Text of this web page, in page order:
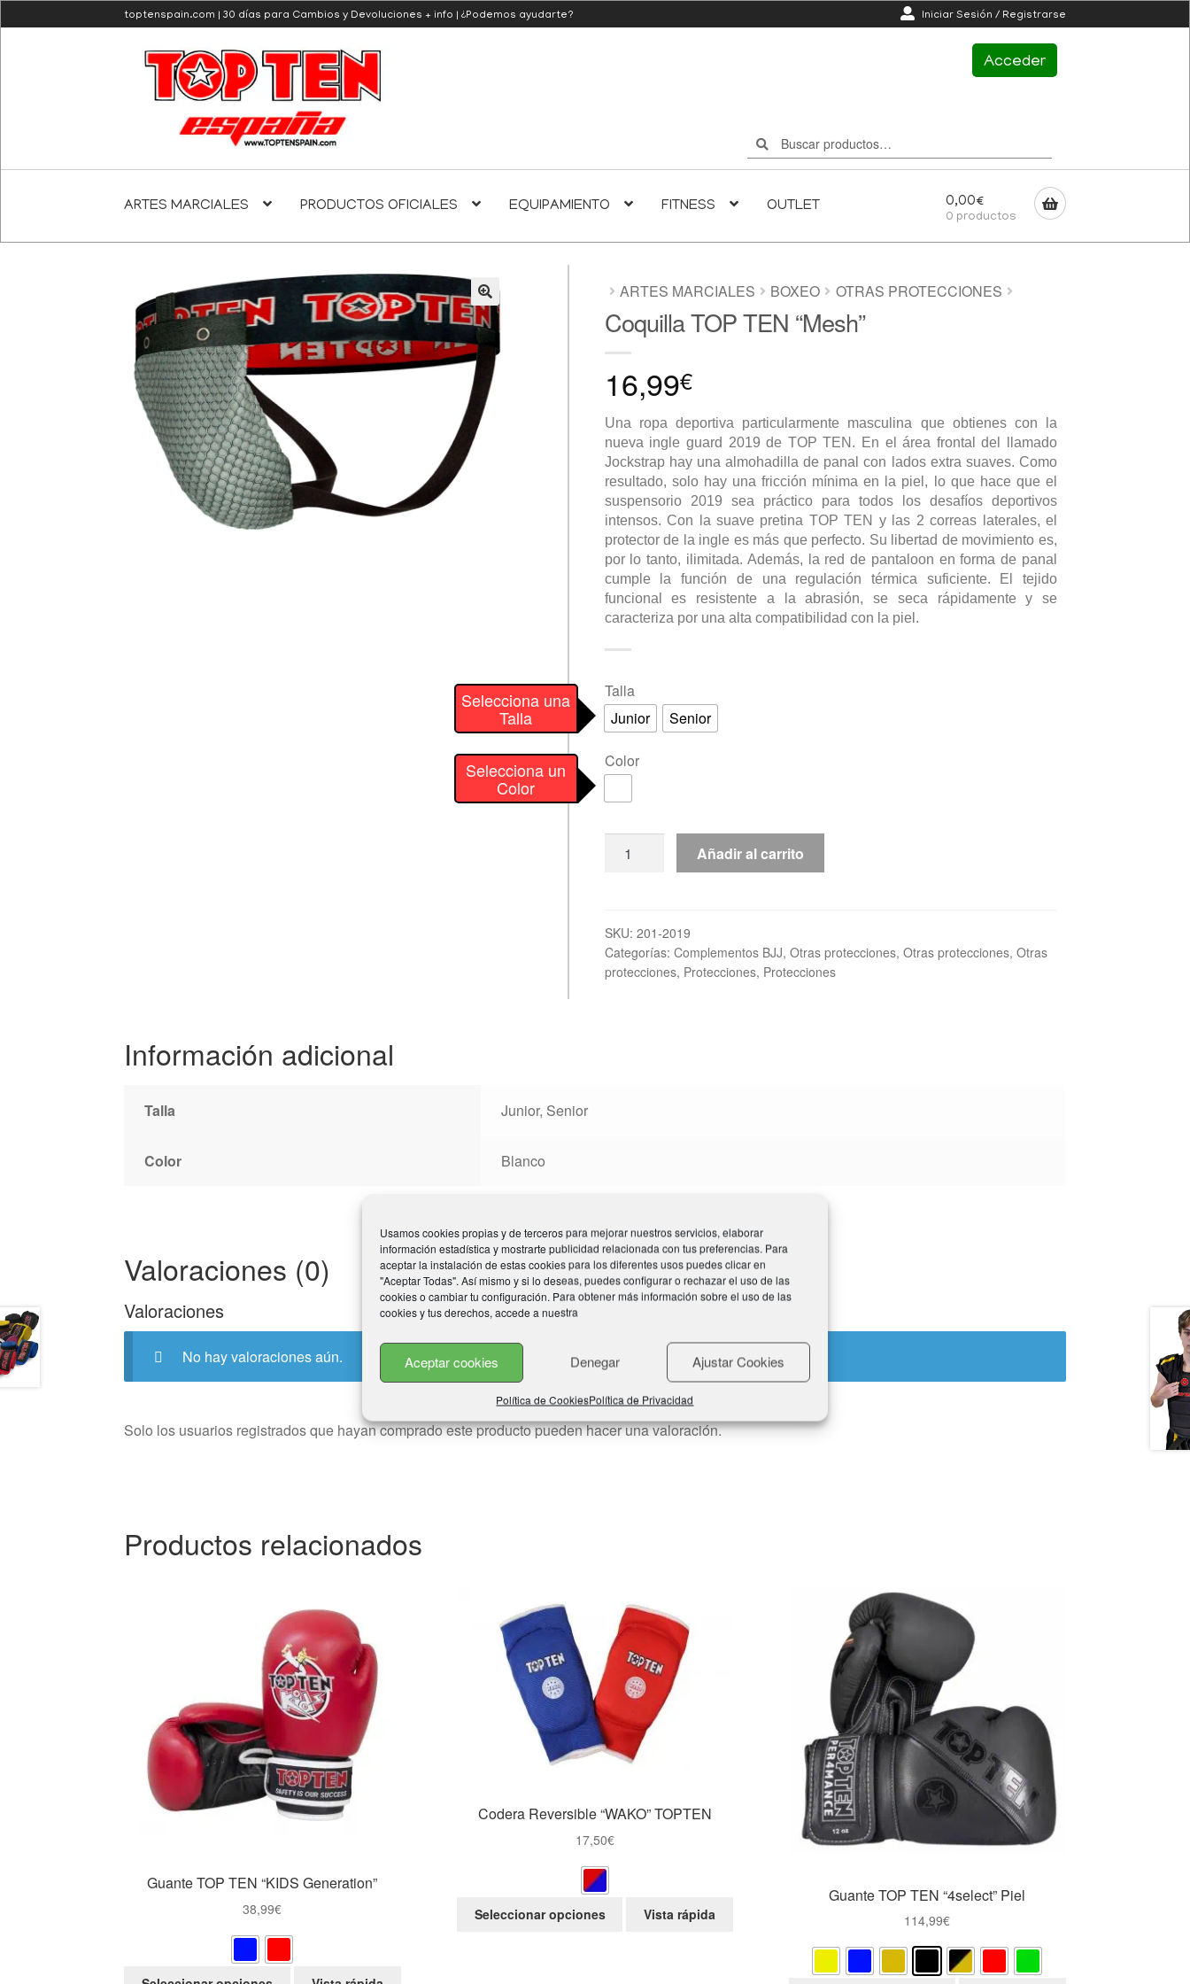
Usamos cookies propias y de terceros para mejorar nuestros servicios, elaborar
información estadística y mostrarte publicidad relacionada con tus preferencias. Para
aceptar la instalación de estas cookies para los diferentes usos puedes clicar en
"Aceptar Todas". Así mismo y si lo deseas, puedes configurar o rechazar el uso de las
cookies o cambiar tu configuración. Para obtener más información sobre el uso de las
cookies y tus derechos, accede a nuestra
Aceptar cookies Denegar Ajustar Cookies
Política de CookiesPolítica de Privacidad
toptenspain.com | 30 días para Cambios y Devoluciones + info |¿Podemos ayudarte? Iniciar Sesión / Registrarse
navegación
contenido
Acceder
Buscar
por:
Buscar
ARTES MARCIALES PRODUCTOS OFICIALES EQUIPAMIENTO FITNESS OUTLET 0,00€
0 productos
🔍
ARTES MARCIALES BOXEO OTRAS PROTECCIONES
Coquilla TOP TEN “Mesh”
16,99€
Una ropa deportiva particularmente masculina que obtienes con la
nueva ingle guard 2019 de TOP TEN. En el área frontal del llamado
Jockstrap hay una almohadilla de panal con lados extra suaves. Como
resultado, solo hay una fricción mínima en la piel, lo que hace que el
suspensorio 2019 sea práctico para todos los desafíos deportivos
intensos. Con la suave pretina TOP TEN y las 2 correas laterales, el
protector de la ingle es más que perfecto. Su libertad de movimiento es,
por lo tanto, ilimitada. Además, la red de pantaloon en forma de panal
cumple la función de una regulación térmica suficiente. El tejido
funcional es resistente a la abrasión, se seca rápidamente y se
caracteriza por una alta compatibilidad con la piel.
Talla
Junior
Senior
Selecciona una
Talla
Color
Selecciona un
Color
TOP
cantidad
Añadir al carrito
SKU: 201-2019
Categorías: Complementos BJJ, Otras protecciones, Otras protecciones, Otras
protecciones, Protecciones, Protecciones
Información adicional
Talla Junior, Senior
Color Blanco
Valoraciones (0)
Valoraciones
No hay valoraciones aún.
Solo los usuarios registrados que hayan comprado este producto pueden hacer una valoración.
Productos relacionados
Guante TOP TEN “KIDS Generation”
38,99€
Este
Codera Reversible “WAKO” TOPTEN
17,50€
Seleccionar opciones
Este
producto
Vista rápida
Guante TOP TEN “4select” Piel
114,99€